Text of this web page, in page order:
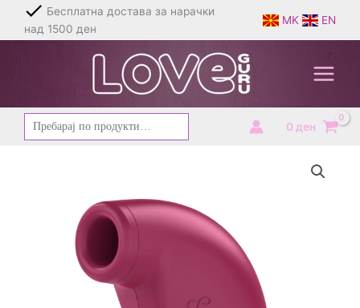
content
Бесплатна достава за нарачки
над 1500 ден
MK EN
Барај
за:
0 ден